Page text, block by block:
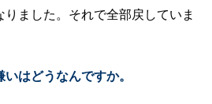
りました。それで全部戻していま
はどうなんですか。